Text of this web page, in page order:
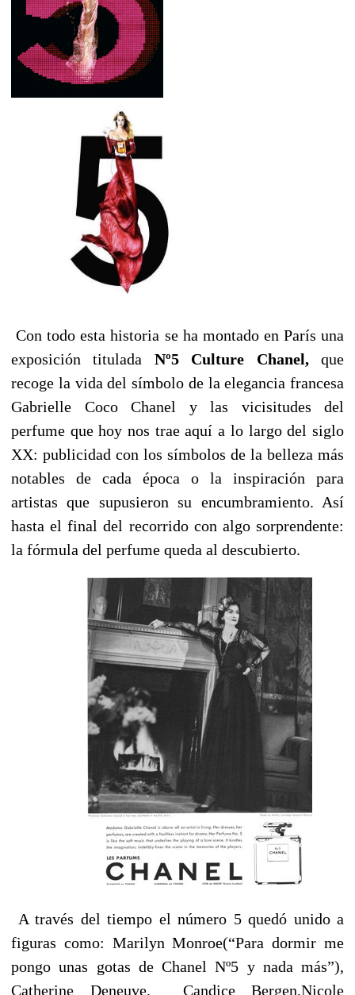
Con todo esta historia se ha montado en París una
exposición titulada Nº5 Culture Chanel,que
recoge la vida del símbolo de la elegancia francesa
Gabrielle Coco Chanel y las vicisitudes del
perfume que hoy nos trae aquí a lo largo del siglo
XX: publicidad con los símbolos de la belleza más
notables de cada época o la inspiración para
artistas que supusieron su encumbramiento. Así
hasta el final del recorrido con algo sorprendente:
la fórmula del perfume queda al descubierto.
A través del tiempo el número 5 quedó unido a
figuras como: Marilyn Monroe(“Para dormir me
pongo unas gotas de Chanel Nº5 y nada más”),
Catherine Deneuve, Candice Bergen,Nicole